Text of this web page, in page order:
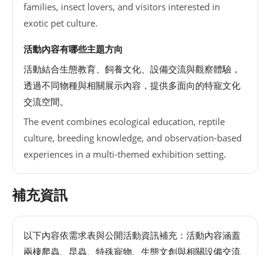
families, insect lovers, and visitors interested in
exotic pet culture.
活動內容有哪些主題方向
活動結合生態教育、飼養文化、設備交流與觀察體驗，
透過不同物種與相關展示內容，提供多面向的特寵文化
交流空間。
The event combines ecological education, reptile
culture, breeding knowledge, and observation-based
experiences in a multi-themed exhibition setting.
補充資訊
以下內容依需求表與公開活動資訊補充：活動內容涵蓋
兩棲爬蟲、昆蟲、特殊寵物、生態文創與相關設備交流